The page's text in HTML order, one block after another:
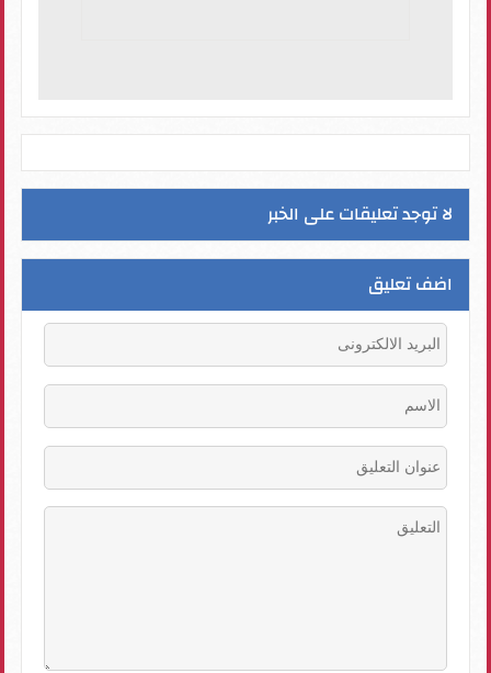
لا توجد تعليقات على الخبر
اضف تعليق